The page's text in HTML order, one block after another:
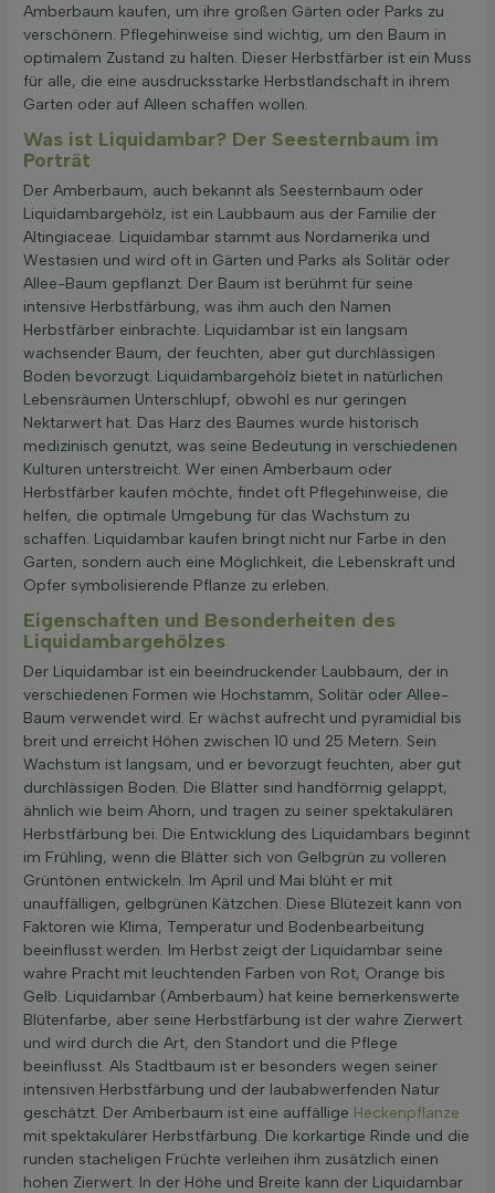
Amberbaum kaufen, um ihre großen Gärten oder Parks zu
verschönern. Pflegehinweise sind wichtig, um den Baum in
optimalem Zustand zu halten. Dieser Herbstfärber ist ein Muss
für alle, die eine ausdrucksstarke Herbstlandschaft in ihrem
Garten oder auf Alleen schaffen wollen.
Was ist Liquidambar? Der Seesternbaum im
Porträt
Der Amberbaum, auch bekannt als Seesternbaum oder
Liquidambargehölz, ist ein Laubbaum aus der Familie der
Altingiaceae. Liquidambar stammt aus Nordamerika und
Westasien und wird oft in Gärten und Parks als Solitär oder
Allee-Baum gepflanzt. Der Baum ist berühmt für seine
intensive Herbstfärbung, was ihm auch den Namen
Herbstfärber einbrachte. Liquidambar ist ein langsam
wachsender Baum, der feuchten, aber gut durchlässigen
Boden bevorzugt. Liquidambargehölz bietet in natürlichen
Lebensräumen Unterschlupf, obwohl es nur geringen
Nektarwert hat. Das Harz des Baumes wurde historisch
medizinisch genutzt, was seine Bedeutung in verschiedenen
Kulturen unterstreicht. Wer einen Amberbaum oder
Herbstfärber kaufen möchte, findet oft Pflegehinweise, die
helfen, die optimale Umgebung für das Wachstum zu
schaffen. Liquidambar kaufen bringt nicht nur Farbe in den
Garten, sondern auch eine Möglichkeit, die Lebenskraft und
Opfer symbolisierende Pflanze zu erleben.
Eigenschaften und Besonderheiten des
Liquidambargehölzes
Der Liquidambar ist ein beeindruckender Laubbaum, der in
verschiedenen Formen wie Hochstamm, Solitär oder Allee-
Baum verwendet wird. Er wächst aufrecht und pyramidial bis
breit und erreicht Höhen zwischen 10 und 25 Metern. Sein
Wachstum ist langsam, und er bevorzugt feuchten, aber gut
durchlässigen Boden. Die Blätter sind handförmig gelappt,
ähnlich wie beim Ahorn, und tragen zu seiner spektakulären
Herbstfärbung bei. Die Entwicklung des Liquidambars beginnt
im Frühling, wenn die Blätter sich von Gelbgrün zu volleren
Grüntönen entwickeln. Im April und Mai blüht er mit
unauffälligen, gelbgrünen Kätzchen. Diese Blütezeit kann von
Faktoren wie Klima, Temperatur und Bodenbearbeitung
beeinflusst werden. Im Herbst zeigt der Liquidambar seine
wahre Pracht mit leuchtenden Farben von Rot, Orange bis
Gelb. Liquidambar (Amberbaum) hat keine bemerkenswerte
Blütenfarbe, aber seine Herbstfärbung ist der wahre Zierwert
und wird durch die Art, den Standort und die Pflege
beeinflusst. Als Stadtbaum ist er besonders wegen seiner
intensiven Herbstfärbung und der laubabwerfenden Natur
geschätzt. Der Amberbaum ist eine auffällige Heckenpflanze
mit spektakulärer Herbstfärbung. Die korkartige Rinde und die
runden stacheligen Früchte verleihen ihm zusätzlich einen
hohen Zierwert. In der Höhe und Breite kann der Liquidambar